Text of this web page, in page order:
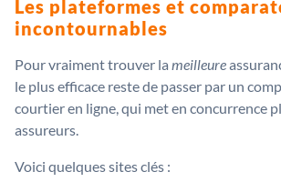
Les plateformes et
incontournables
Pour vraiment trouver la meilleure
le plus efficace reste de passer par un
courtier en ligne, qui met en concurrence
assureurs.
Voici quelques sites clés :